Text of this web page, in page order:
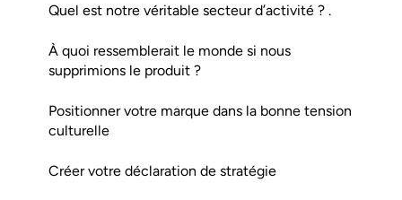
Quel est notre véritable secteur d’activité ? .
À quoi ressemblerait le monde si nous
supprimions le produit ?
Positionner votre marque dans la bonne tension
culturelle
Créer votre déclaration de stratégie